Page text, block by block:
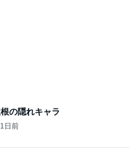
の隠れキャラ
1日前